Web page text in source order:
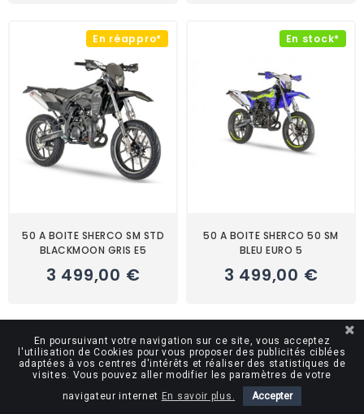
En réappro*
50 A BOITE SHERCO SM STD
BLACKMOON GRIS E5
3 499,00 €
En stock*
50 A BOITE SHERCO 50 SM
BLEU EURO 5
3 499,00 €
En réappro* En réappro*
En poursuivant votre navigation sur ce site, vous acceptez
l'utilisation de Cookies pour vous proposer des publicités ciblées
adaptées à vos centres d'intérêts et réaliser des statistiques de
visites. Vous pouvez aller modifier les paramètres de votre
navigateur internet En savoir plus. Accepter